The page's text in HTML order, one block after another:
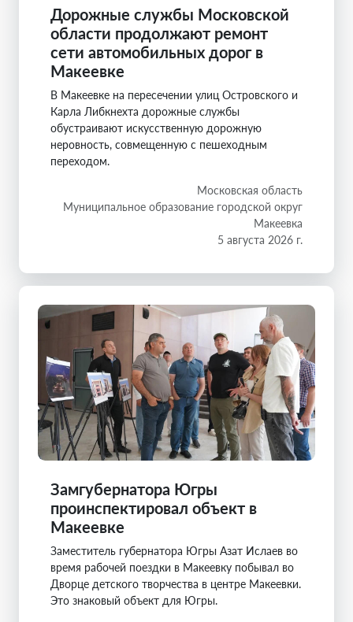
Дорожные службы Московской
области продолжают ремонт
сети автомобильных дорог в
Макеевке
В Макеевке на пересечении улиц Островского и
Карла Либкнехта дорожные службы
обустраивают искусственную дорожную
неровность, совмещенную с пешеходным
переходом.
Московская область
Муниципальное образование городской округ
Макеевка
5 августа 2026 г.
Замгубернатора Югры
проинспектировал объект в
Макеевке
Заместитель губернатора Югры Азат Ислаев во
время рабочей поездки в Макеевку побывал во
Дворце детского творчества в центре Макеевки.
Это знаковый объект для Югры.